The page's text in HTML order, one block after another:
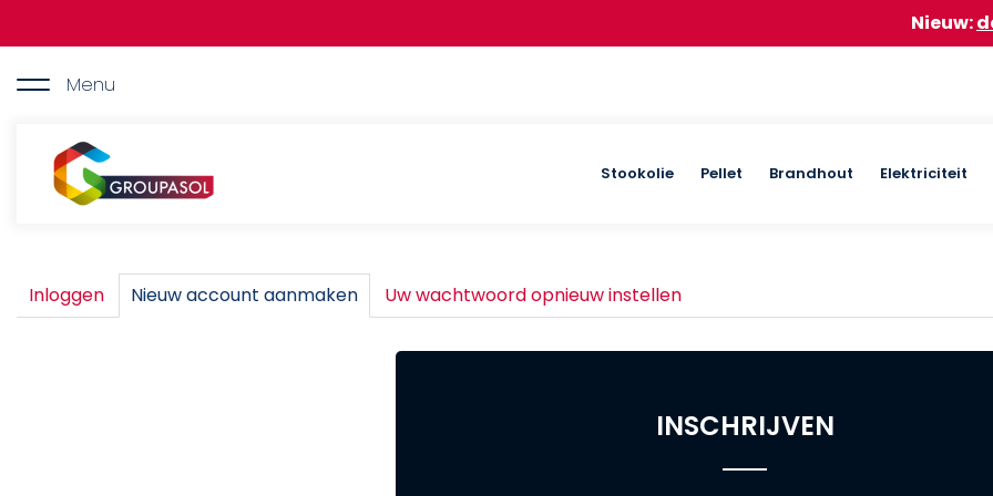
de
Nieuw:doe
Menu
Groupasol
Main
Stookolie Pellet Brandhout Elektriciteit
Primaire
Inloggen Nieuw account aanmaken (actieve
tabblad)
Uw wachtwoord opnieuw instellen
INSCHRIJVEN